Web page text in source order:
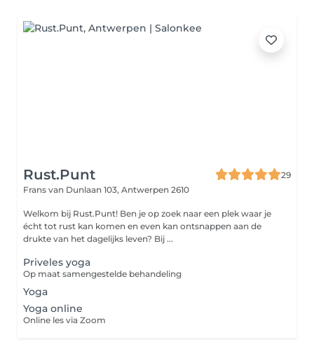
Rust.Punt
29
Frans van Dunlaan 103, Antwerpen 2610
Welkom bij Rust.Punt! Ben je op zoek naar een plek waar je
écht tot rust kan komen en even kan ontsnappen aan de
drukte van het dagelijks leven? Bij ...
Priveles yoga
Op maat samengestelde behandeling
Yoga
Yoga online
Online les via Zoom